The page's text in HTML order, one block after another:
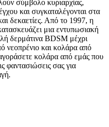
σύμβολο κυριαρχίας,
και συγκαταλέγονται στα
δεκαετίες. Από το 1997, η
μια εντυπωσιακή
δερμάτινα BDSM μέχρι
νεοπρένιο και κολάρα από
κολάρα από εμάς που
φαντασιώσεις σας για